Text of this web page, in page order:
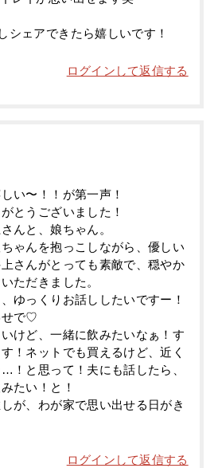
シェアできたら嬉しいです！
ログインして返信する
い〜！！が第一声！
とうございました！
んと、娘ちゃん。
ゃんを抱っこしながら、優しい
さんがとっても素敵で、穏やか
ただきました。
ゆっくりお話ししたいですー！
せで♡
けど、一緒に飲みたいなぁ！す
！ネットでも買えるけど、近く
！と思って！夫にも話したら、
たい！と！
が、わが家で思い出せる日がき
ログインして返信する